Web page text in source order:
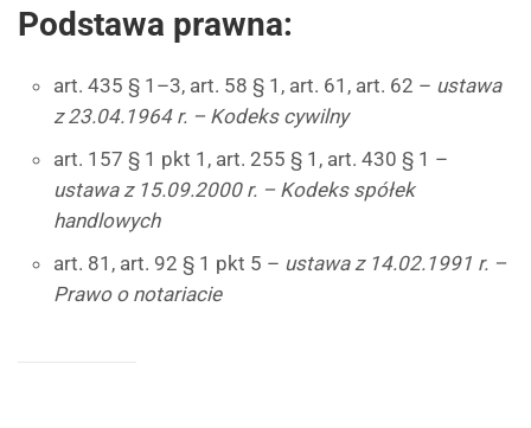
Podstawa prawna:
art. 435 § 1–3, art. 58 § 1, art. 61, art. 62 – ustawa
z 23.04.1964 r. – Kodeks cywilny
art. 157 § 1 pkt 1, art. 255 § 1, art. 430 § 1 –
ustawa z 15.09.2000 r. – Kodeks spółek
handlowych
art. 81, art. 92 § 1 pkt 5 – ustawa z 14.02.1991 r. –
Prawo o notariacie